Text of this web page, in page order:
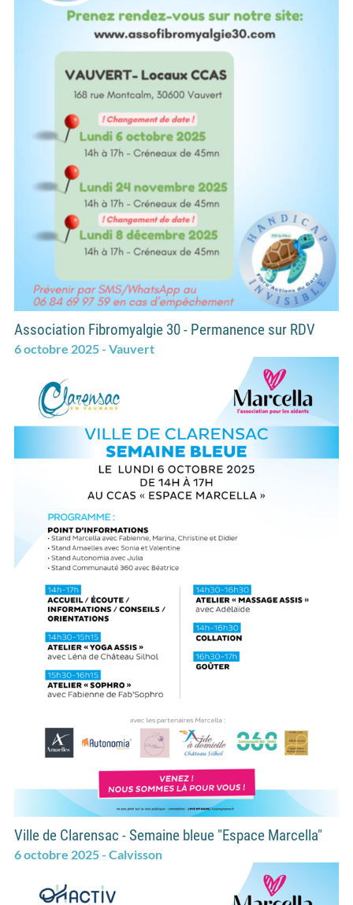
Association Fibromyalgie 30 - Permanence sur RDV
6 octobre 2025 - Vauvert
Ville de Clarensac - Semaine bleue "Espace Marcella"
6 octobre 2025 - Calvisson